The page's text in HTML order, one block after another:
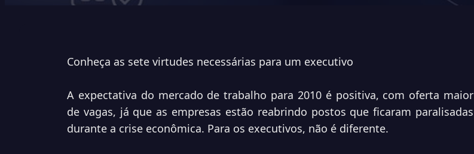
Conheça as sete virtudes necessárias para um executivo
A expectativa do mercado de trabalho para 2010 é positiva, com oferta maior
de vagas, já que as empresas estão reabrindo postos que ficaram paralisadas
durante a crise econômica. Para os executivos, não é diferente.